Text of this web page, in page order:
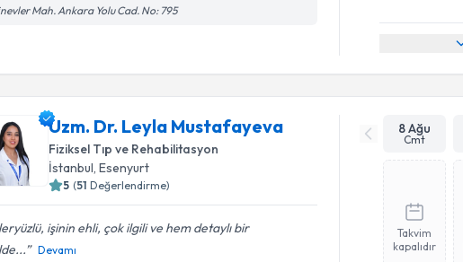
Mah. Ankara Yolu Cad. No: 795
Uzm. Dr. Leyla Mustafayeva
Fiziksel Tıp ve Rehabilitasyon
İstanbul,Esenyurt
5 (51 Değerlendirme)
işinin ehli, çok ilgili ve hem detaylı bir
Devamı
8 Ağu
Cmt
Takvim
kapalıdır